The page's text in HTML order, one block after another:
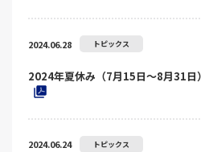
2024.06.28 トピックス
2024年夏休み（7月15日～8月31日
2024.06.24 トピックス